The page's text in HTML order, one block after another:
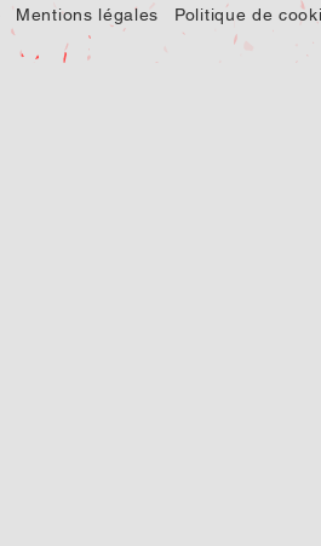
Mentions légales Politique de